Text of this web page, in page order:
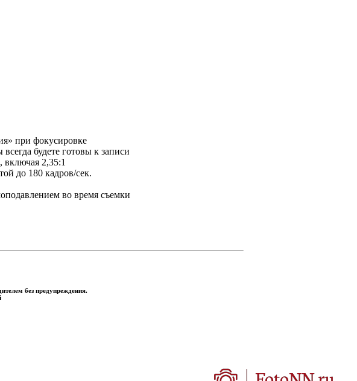
при фокусировке
будете готовы к записи
включая 2,35:1
до 180 кадров/сек.
во время съемки
без предупреждения.